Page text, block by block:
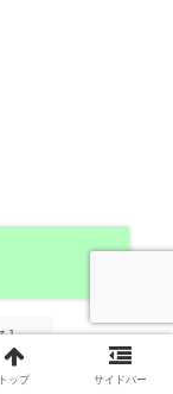
トップ サイドバー